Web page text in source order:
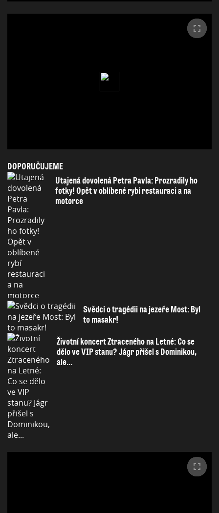
DOPORUČUJEME
Utajená dovolená Petra Pavla: Prozradily ho
fotky! Opět v oblíbené rybí restauraci a na
motorce
Svědci o tragédii na jezeře Most: Byl
to masakr!
Životní koncert Ztraceného na Letné: Co se
dělo ve VIP stanu? Jágr přišel s Dominikou,
ale...